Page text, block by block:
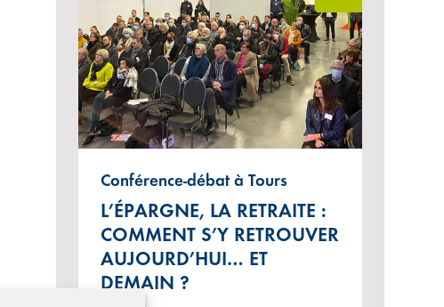
Conférence-débat à Tours
L’ÉPARGNE, LA RETRAITE :
COMMENT S’Y RETROUVER
AUJOURD’HUI… ET
DEMAIN ?